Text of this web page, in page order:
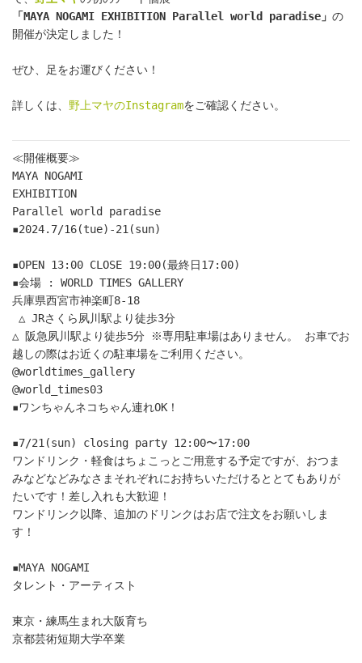
「MAYA NOGAMI EXHIBITION Parallel world paradise」 の
開催が決定しました！
ぜひ、足をお運びください！
詳しくは、 野上マヤのInstagramをご確認ください。
≪開催概要≫
MAYA NOGAMI
EXHIBITION
Parallel world paradise
▪️2024.7/16(tue)-21(sun)
▪️OPEN 13:00 CLOSE 19:00(最終日17:00)
▪️会場 : WORLD TIMES GALLERY
兵庫県西宮市神楽町8-18
△ JRさくら夙川駅より徒歩3分
△ 阪急夙川駅より徒歩5分 ※専用駐車場はありません。 お車でお
越しの際はお近くの駐車場をご利用ください。
@worldtimes_gallery
@world_times03
▪️ワンちゃんネコちゃん連れOK！
▪️7/21(sun) closing party 12:00〜17:00
ワンドリンク・軽食はちょこっとご用意する予定ですが、おつま
みなどなどみなさまそれぞれにお持ちいただけるととてもありが
たいです！差し入れも大歓迎！
ワンドリンク以降、追加のドリンクはお店で注文をお願いしま
す！
▪️MAYA NOGAMI
タレント・アーティスト
東京・練馬生まれ大阪育ち
京都芸術短期大学卒業